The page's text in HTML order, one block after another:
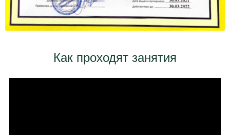
Как проходят занятия